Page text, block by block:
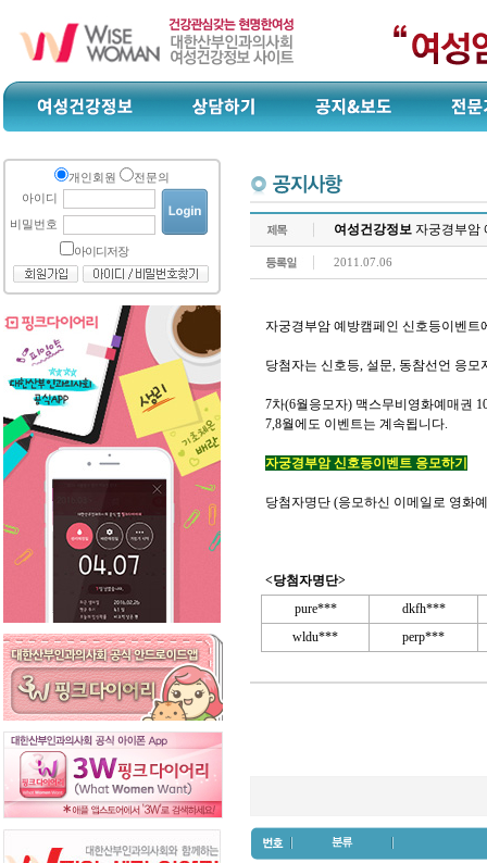
개인회원
전문의
아이디
비밀번호
아이디저장
여성건강정보 자궁경부암
2011.07.06
자궁경부암 예방캠페인 신호등이벤트
당첨자는 신호등, 설문, 동참선언 응
7차(6월응모자) 맥스무비영화예매권
7,8월에도 이벤트는 계속됩니다.
자궁경부암 신호등이벤트 응모하기
당첨자명단 (응모하신 이메일로 영화
<당첨자명단>
pure***
dkfh***
wldu***
perp***